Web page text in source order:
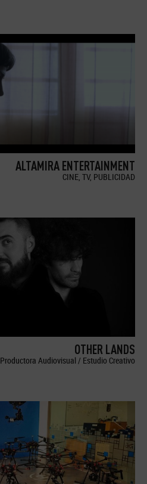
ALTAMIRA ENTERTAINMENT
CINE, TV, PUBLICIDAD
OTHER LANDS
Productora Audiovisual / Estudio Creativo